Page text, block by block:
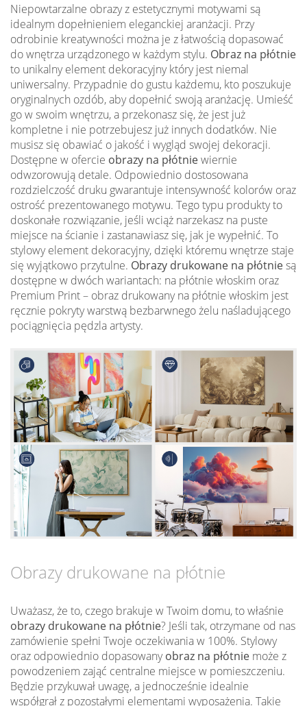
Niepowtarzalne obrazy z estetycznymi motywami są
idealnym dopełnieniem eleganckiej aranżacji. Przy
odrobinie kreatywności można je z łatwością dopasować
do wnętrza urządzonego w każdym stylu. Obraz na płótnie
to unikalny element dekoracyjny który jest niemal
uniwersalny. Przypadnie do gustu każdemu, kto poszukuje
oryginalnych ozdób, aby dopełnić swoją aranżację. Umieść
go w swoim wnętrzu, a przekonasz się, że jest już
kompletne i nie potrzebujesz już innych dodatków. Nie
musisz się obawiać o jakość i wygląd swojej dekoracji.
Dostępne w ofercie obrazy na płótniewiernie
odwzorowują detale. Odpowiednio dostosowana
rozdzielczość druku gwarantuje intensywność kolorów oraz
ostrość prezentowanego motywu. Tego typu produkty to
doskonałe rozwiązanie, jeśli wciąż narzekasz na puste
miejsce na ścianie i zastanawiasz się, jak je wypełnić. To
stylowy element dekoracyjny, dzięki któremu wnętrze staje
się wyjątkowo przytulne. Obrazy drukowane na płótniesą
dostępne w dwóch wariantach: na płótnie włoskim oraz
Premium Print – obraz drukowany na płótnie włoskim jest
ręcznie pokryty warstwą bezbarwnego żelu naśladującego
pociągnięcia pędzla artysty.
Obrazy drukowane na płótnie
Uważasz, że to, czego brakuje w Twoim domu, to właśnie
obrazy drukowane na płótnie? Jeśli tak, otrzymane od nas
zamówienie spełni Twoje oczekiwania w 100%. Stylowy
oraz odpowiednio dopasowanyobraz na płótnie może z
powodzeniem zająć centralne miejsce w pomieszczeniu.
Będzie przykuwał uwagę, a jednocześnie idealnie
współgrał z pozostałymi elementami wyposażenia. Takie